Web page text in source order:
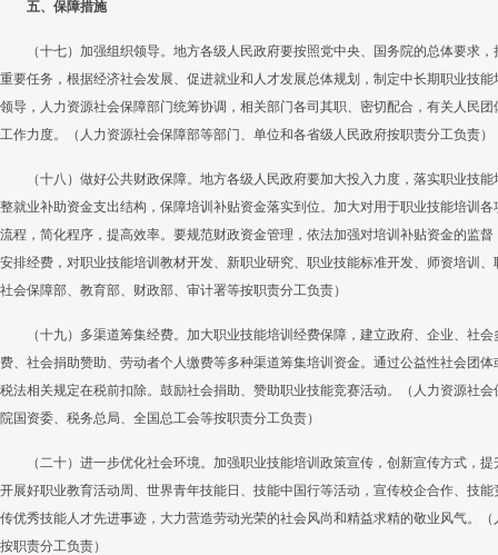
五、保障措施
（十七）加强组织领导。地方各级人民政府要按照党中央、国务院的总体要求
重要任务，根据经济社会发展、促进就业和人才发展总体规划，制定中长期职业技
领导，人力资源社会保障部门统筹协调，相关部门各司其职、密切配合，有关人民
工作力度。（人力资源社会保障部等部门、单位和各省级人民政府按职责分工负责）
（十八）做好公共财政保障。地方各级人民政府要加大投入力度，落实职业技
整就业补助资金支出结构，保障培训补贴资金落实到位。加大对用于职业技能培训
流程，简化程序，提高效率。要规范财政资金管理，依法加强对培训补贴资金的监
安排经费，对职业技能培训教材开发、新职业研究、职业技能标准开发、师资培训
社会保障部、教育部、财政部、审计署等按职责分工负责）
（十九）多渠道筹集经费。加大职业技能培训经费保障，建立政府、企业、社
费、社会捐助赞助、劳动者个人缴费等多种渠道筹集培训资金。通过公益性社会团
税法相关规定在税前扣除。鼓励社会捐助、赞助职业技能竞赛活动。（人力资源社
院国资委、税务总局、全国总工会等按职责分工负责）
（二十）进一步优化社会环境。加强职业技能培训政策宣传，创新宣传方式，
开展好职业教育活动周、世界青年技能日、技能中国行等活动，宣传校企合作、技
传优秀技能人才先进事迹，大力营造劳动光荣的社会风尚和精益求精的敬业风气。
按职责分工负责）